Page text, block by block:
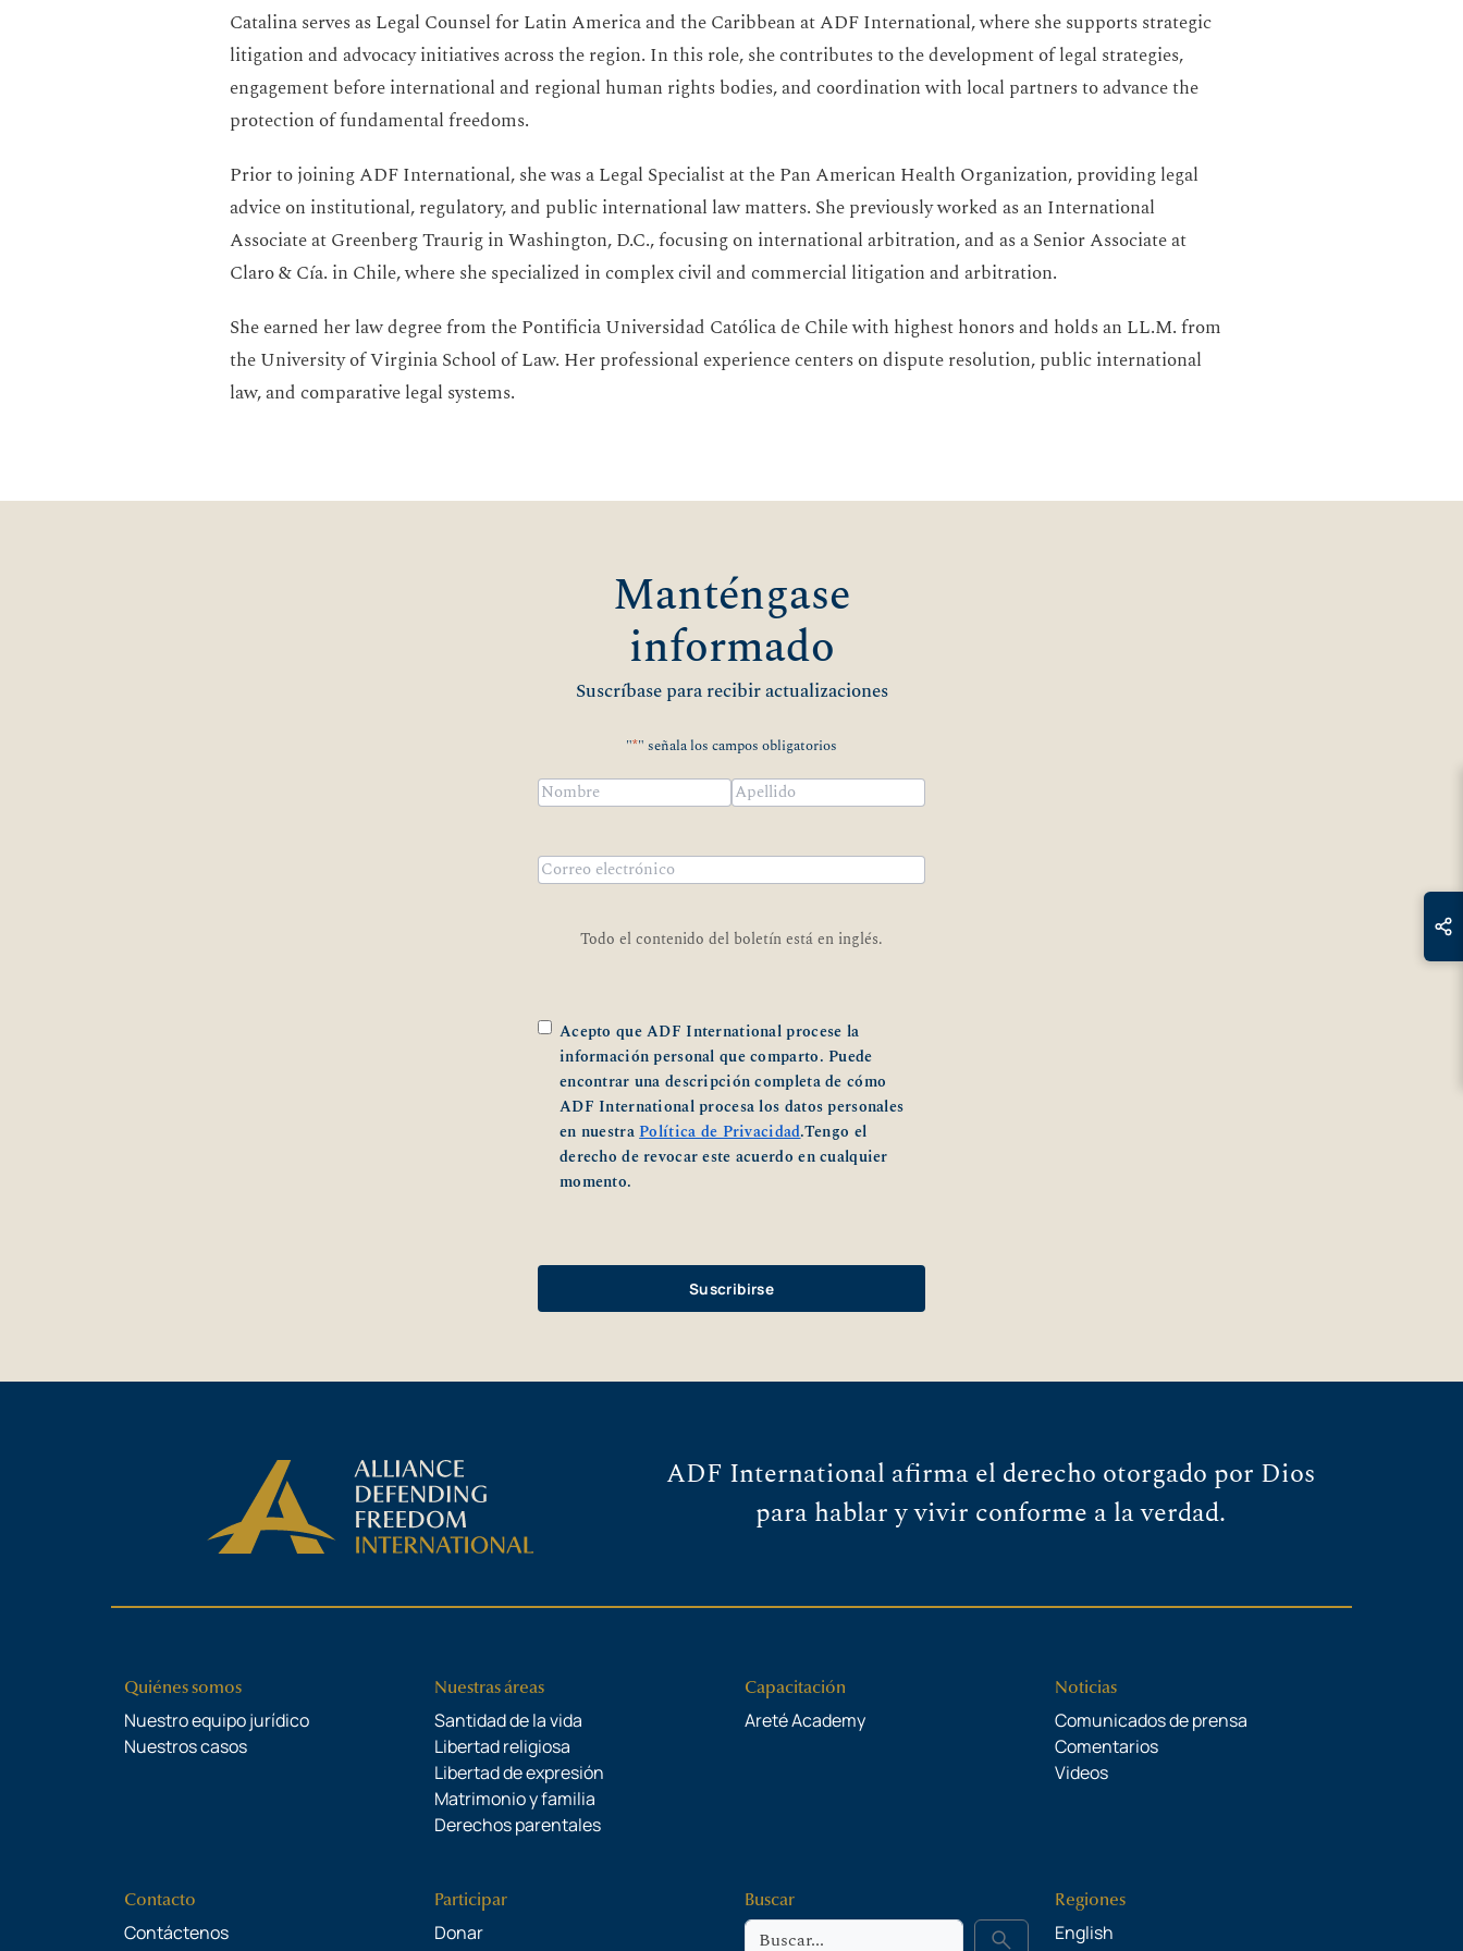
Catalina serves as Legal Counsel for Latin America and the Caribbean at ADF International, where she supports strategic
litigation and advocacy initiatives across the region. In this role, she contributes to the development of legal strategies,
engagement before international and regional human rights bodies, and coordination with local partners to advance the
protection of fundamental freedoms.
Prior to joining ADF International, she was a Legal Specialist at the Pan American Health Organization, providing legal
advice on institutional, regulatory, and public international law matters. She previously worked as an International
Associate at Greenberg Traurig in Washington, D.C., focusing on international arbitration, and as a Senior Associate at
Claro & Cía. in Chile, where she specialized in complex civil and commercial litigation and arbitration.
She earned her law degree from the Pontificia Universidad Católica de Chile with highest honors and holds an LL.M. from
the University of Virginia School of Law. Her professional experience centers on dispute resolution, public international
law, and comparative legal systems.
Manténgase
informado
Suscríbase para recibir actualizaciones
"*" señala los campos obligatorios
Nombre*
Correo
electrónico*
Todo el contenido del boletín está en inglés.
*
Acepto que ADF International procese la
información personal que comparto. Puede
encontrar una descripción completa de cómo
ADF International procesa los datos personales
en nuestraPolítica de Privacidad.Tengo el
derecho de revocar este acuerdo en cualquier
momento.
ADF International afirma el derecho otorgado por Dios
para hablar y vivir conforme a la verdad.
Quiénes somos
Nuestro equipo jurídico
Nuestros casos
Nuestras áreas
Santidad de la vida
Libertad religiosa
Libertad de expresión
Matrimonio y familia
Derechos parentales
Capacitación
Areté Academy
Noticias
Comunicados de prensa
Comentarios
Videos
Contacto
Contáctenos
Participar
Donar
Buscar
Buscar search
Regiones
English